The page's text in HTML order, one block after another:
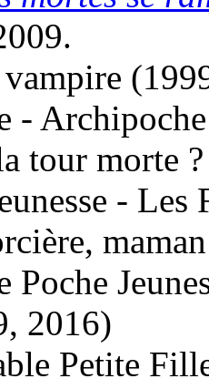
-
tour morte ?
- Les
Poche
2016)
Petite